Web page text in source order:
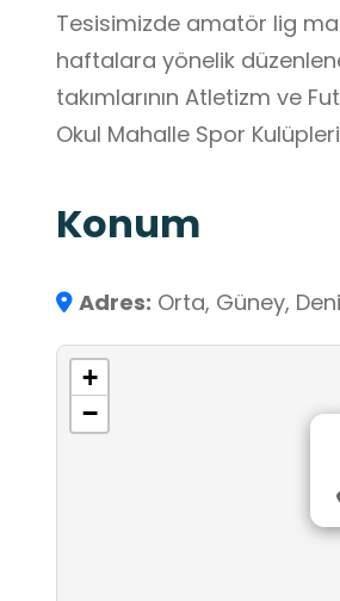
Tesisimizde amatör lig
haftalara yönelik
takımlarının Atletizm ve
Okul Mahalle Spor
Konum
Adres: Orta, Güney,
+
−